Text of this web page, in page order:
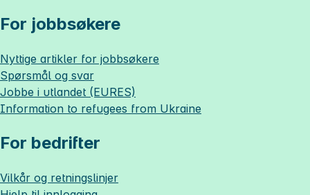
For jobbsøkere
Nyttige artikler for jobbsøkere
Spørsmål og svar
Jobbe i utlandet (EURES)
Information to refugees from Ukraine
For bedrifter
Vilkår og retningslinjer